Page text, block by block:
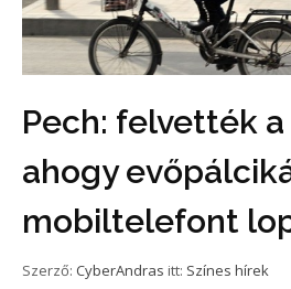
Pech: felvették
ahogy
mobiltelefont
Szerző: CyberAndras itt: Színes hírek